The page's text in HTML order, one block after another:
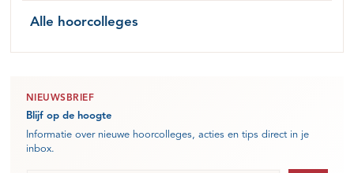
Alle hoorcolleges
NIEUWSBRIEF
Blijf op de hoogte
Informatie over nieuwe hoorcolleges, acties en tips direct in je
inbox.